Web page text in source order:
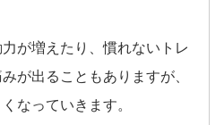
が増えたり、慣れないトレ
が出ることもありますが、
なっていきます。